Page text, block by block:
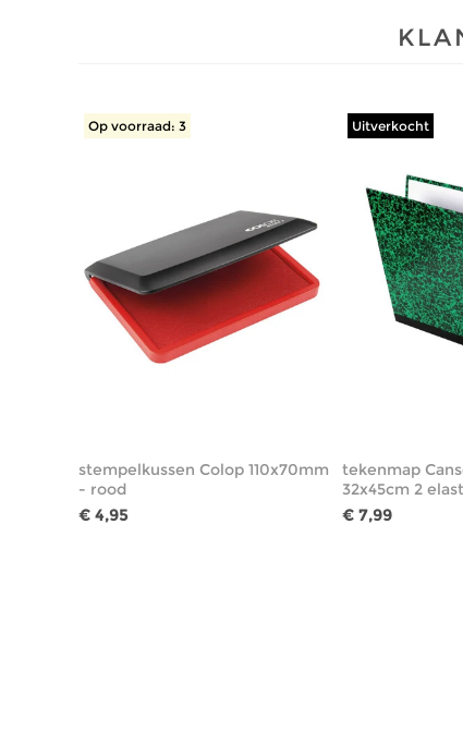
Op voorraad: 3
stempelkussen Colop 110x70mm
- rood
€ 4,95
Uitverkocht
tekenmap
32x45cm 2
€ 7,99